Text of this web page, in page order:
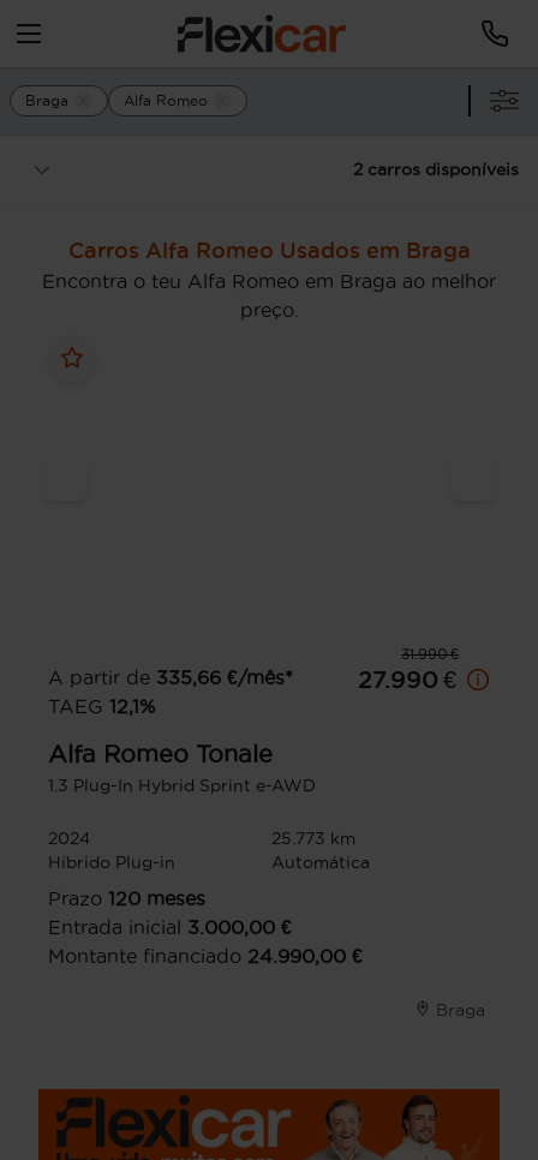
Braga Alfa Romeo
2 carros disponíveis
Carros Alfa Romeo Usados em Braga
Encontra o teu Alfa Romeo em Braga ao melhor
preço.
31.990 €
A partir de 335,66 €/mês*
TAEG 12,1%
27.990 €
Alfa Romeo Tonale
1.3 Plug-In Hybrid Sprint e-AWD
2024
25.773 km
Híbrido Plug-in
Automática
Prazo 120 meses
Entrada inicial 3.000,00 €
Montante financiado 24.990,00 €
Braga